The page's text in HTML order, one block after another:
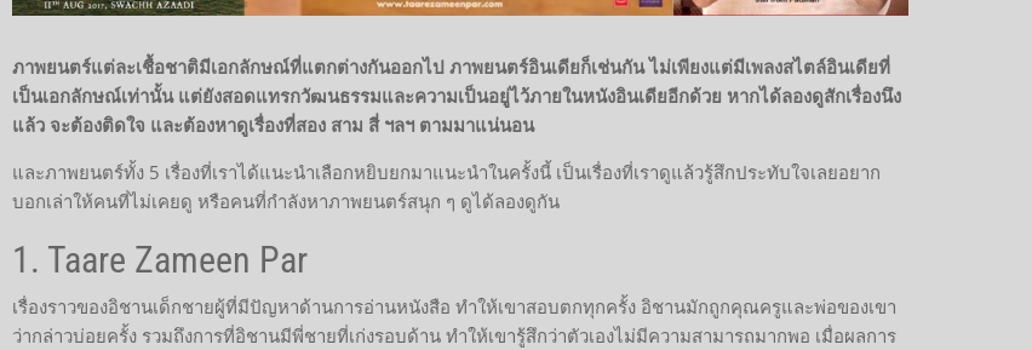
ภาพยนตร์แต่ละเชื้อชาติมีเอกลักษณ์ที่แตกต่างกันออกไป ภาพยนตร์อินเดียก็เช่นกัน ไม่เพียงแต่มีเพลงสไตล์อินเดียที่
เป็นเอกลักษณ์เท่านั้น แต่ยังสอดแทรกวัฒนธรรมและความเป็นอยู่ไว้ภายในหนังอินเดียอีกด้วย หากได้ลองดูสักเรื่องนึง
แล้ว จะต้องติดใจ และต้องหาดูเรื่องที่สอง สาม สี่ ฯลฯ ตามมาแน่นอน
และภาพยนตร์ทั้ง 5 เรื่องที่เราได้แนะนำเลือกหยิบยกมาแนะนำในครั้งนี้ เป็นเรื่องที่เราดูแล้วรู้สึกประทับใจเลยอยาก
บอกเล่าให้คนที่ไม่เคยดู หรือคนที่กำลังหาภาพยนตร์สนุก ๆ ดูได้ลองดูกัน
1. Taare Zameen Par
เรื่องราวของอิชานเด็กชายผู้ที่มีปัญหาด้านการอ่านหนังสือ ทำให้เขาสอบตกทุกครั้ง อิชานมักถูกคุณครูและพ่อของเขา
ว่ากล่าวบ่อยครั้ง รวมถึงการที่อิชานมีพี่ชายที่เก่งรอบด้าน ทำให้เขารู้สึกว่าตัวเองไม่มีความสามารถมากพอ เมื่อผลการ